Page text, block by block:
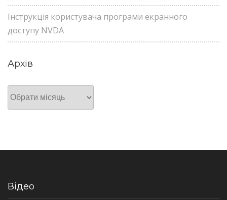
Інструкція користувача програми екранного
доступу NVDA
Архів
Архів
Відео